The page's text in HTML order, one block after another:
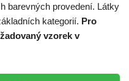
barevných provedení. Látky
kategorií. Pro
vzorek v